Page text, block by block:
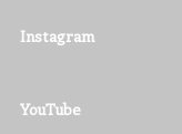
Instagram
YouTube